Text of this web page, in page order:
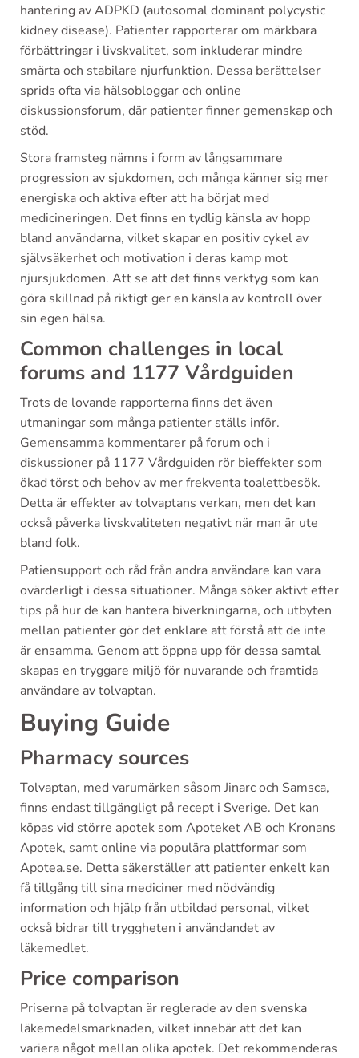
hantering av ADPKD (autosomal dominant polycystic
kidney disease). Patienter rapporterar om märkbara
förbättringar i livskvalitet, som inkluderar mindre
smärta och stabilare njurfunktion. Dessa berättelser
sprids ofta via hälsobloggar och online
diskussionsforum, där patienter finner gemenskap och
stöd.
Stora framsteg nämns i form av långsammare
progression av sjukdomen, och många känner sig mer
energiska och aktiva efter att ha börjat med
medicineringen. Det finns en tydlig känsla av hopp
bland användarna, vilket skapar en positiv cykel av
självsäkerhet och motivation i deras kamp mot
njursjukdomen. Att se att det finns verktyg som kan
göra skillnad på riktigt ger en känsla av kontroll över
sin egen hälsa.
Common challenges in local
forums and 1177 Vårdguiden
Trots de lovande rapporterna finns det även
utmaningar som många patienter ställs inför.
Gemensamma kommentarer på forum och i
diskussioner på 1177 Vårdguiden rör bieffekter som
ökad törst och behov av mer frekventa toalettbesök.
Detta är effekter av tolvaptans verkan, men det kan
också påverka livskvaliteten negativt när man är ute
bland folk.
Patiensupport och råd från andra användare kan vara
ovärderligt i dessa situationer. Många söker aktivt efter
tips på hur de kan hantera biverkningarna, och utbyten
mellan patienter gör det enklare att förstå att de inte
är ensamma. Genom att öppna upp för dessa samtal
skapas en tryggare miljö för nuvarande och framtida
användare av tolvaptan.
Buying Guide
Pharmacy sources
Tolvaptan, med varumärken såsom Jinarc och Samsca,
finns endast tillgängligt på recept i Sverige. Det kan
köpas vid större apotek som Apoteket AB och Kronans
Apotek, samt online via populära plattformar som
Apotea.se. Detta säkerställer att patienter enkelt kan
få tillgång till sina mediciner med nödvändig
information och hjälp från utbildad personal, vilket
också bidrar till tryggheten i användandet av
läkemedlet.
Price comparison
Priserna på tolvaptan är reglerade av den svenska
läkemedelsmarknaden, vilket innebär att det kan
variera något mellan olika apotek. Det rekommenderas